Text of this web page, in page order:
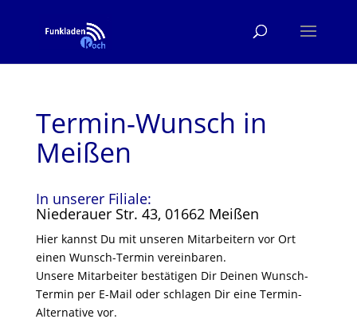
Termin-Wunsch in
Meißen
In unserer Filiale:
Niederauer Str. 43, 01662 Meißen
Hier kannst Du mit unseren Mitarbeitern vor Ort
einen Wunsch-Termin vereinbaren.
Unsere Mitarbeiter bestätigen Dir Deinen Wunsch-
Termin per E-Mail oder schlagen Dir eine Termin-
Alternative vor.